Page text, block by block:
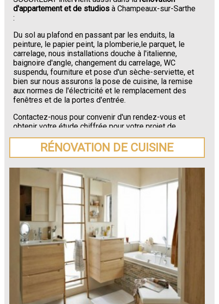
d'appartement et de studios à Champeaux-sur-Sarthe
:
Du sol au plafond en passant par les enduits, la
peinture, le papier peint, la plomberie,le parquet, le
carrelage, nous installations douche à l'italienne,
baignoire d'angle, changement du carrelage, WC
suspendu, fourniture et pose d'un sèche-serviette, et
bien sur nous assurons la pose de cuisine, la remise
aux normes de l'électricité et le remplacement des
fenêtres et de la portes d'entrée.
Contactez-nous pour convenir d'un rendez-vous et
obtenir votre étude chiffrée pour votre projet de
rénovation de maison ou d'appartement près de
Champeaux-sur-Sarthe.
RÉNOVATION DE CUISINE